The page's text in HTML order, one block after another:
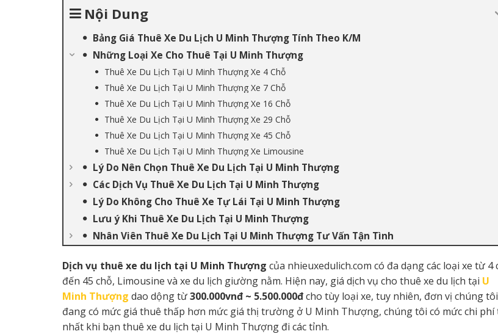
Nội Dung
Bảng Giá Thuê Xe Du Lịch U Minh Thượng Tính Theo K/M
Những Loại Xe Cho Thuê Tại U Minh Thượng
Thuê Xe Du Lịch Tại U Minh Thượng Xe 4 Chỗ
Thuê Xe Du Lịch Tại U Minh Thượng Xe 7 Chỗ
Thuê Xe Du Lịch Tại U Minh Thượng Xe 16 Chỗ
Thuê Xe Du Lịch Tại U Minh Thượng Xe 29 Chỗ
Thuê Xe Du Lịch Tại U Minh Thượng Xe 45 Chỗ
Thuê Xe Du Lịch Tại U Minh Thượng Xe Limousine
Lý Do Nên Chọn Thuê Xe Du Lịch Tại U Minh Thượng
Các Dịch Vụ Thuê Xe Du Lịch Tại U Minh Thượng
Lý Do Không Cho Thuê Xe Tự Lái Tại U Minh Thượng
Lưu ý Khi Thuê Xe Du Lịch Tại U Minh Thượng
Nhân Viên Thuê Xe Du Lịch Tại U Minh Thượng Tư Vấn Tận Tình
Dịch vụ thuê xe du lịch tại U Minh Thượng của nhieuxedulich.com có đa dạng các loại xe từ 4
đến 45 chỗ, Limousine và xe du lịch giường nằm. Hiện nay, giá dịch vụ cho thuê xe du lịch tại U
Minh Thượng dao dộng từ300.000vnđ ~ 5.500.000đcho tùy loại xe, tuy nhiên, đơn vị chúng tôi
đang có mức giá thuê thấp hơn mức giá thị trường ở U Minh Thượng, chúng tôi có mức chi
nhất khi bạn thuê xe du lịch tại U Minh Thượng đi các tỉnh.